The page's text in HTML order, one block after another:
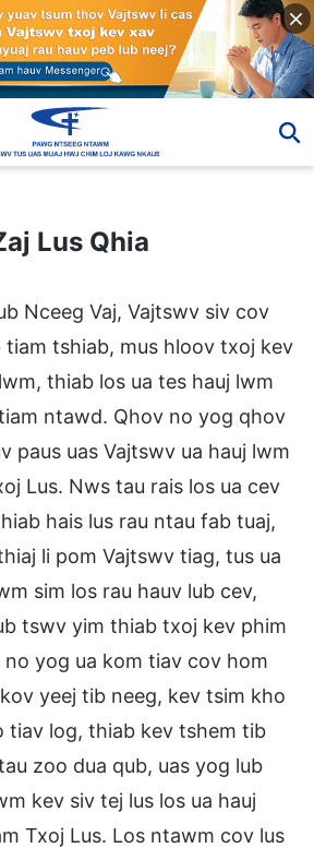
Lus Qhia
Nceeg Vaj, Vajtswv siv cov
tiam tshiab, mus hloov txoj kev
thiab los ua tes hauj lwm
ntawd. Qhov no yog qhov
paus uas Vajtswv ua hauj lwm
Lus. Nws tau rais los ua cev
hais lus rau ntau fab tuaj,
li pom Vajtswv tiag, tus ua
sim los rau hauv lub cev,
tswv yim thiab txoj kev phim
no yog ua kom tiav cov hom
yeej tib neeg, kev tsim kho
tiav log, thiab kev tshem tib
zoo dua qub, uas yog lub
kev siv tej lus los ua hauj
Txoj Lus. Los ntawm cov lus